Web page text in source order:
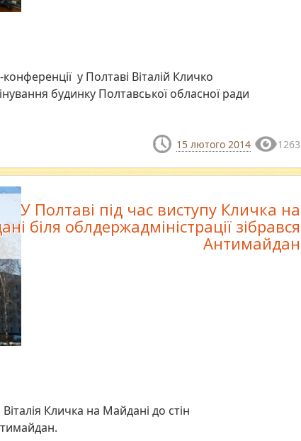
у Полтаві Віталій Кличко
будинку Полтавської обласної ради
15 лютого 2014 1263
У Полтаві під час виступу Кличка на
біля облдержадміністрації зібрався
Антимайдан
Кличка на Майдані до стін